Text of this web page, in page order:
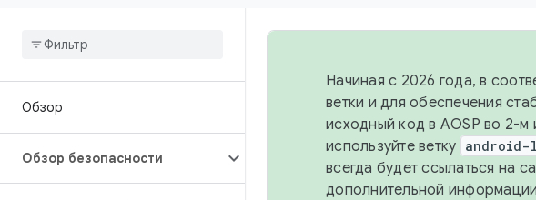
Обзор
Обзор безопасности
Начиная с 2026 года, в
ветки и для обеспечения
исходный код в AOSP во 2-м
используйте ветку
всегда будет ссылаться на
дополнительной